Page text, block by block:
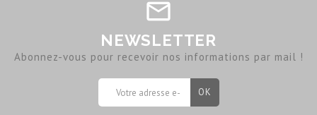
NEWSLETTER
Abonnez-vous pour recevoir nos informations par mail !